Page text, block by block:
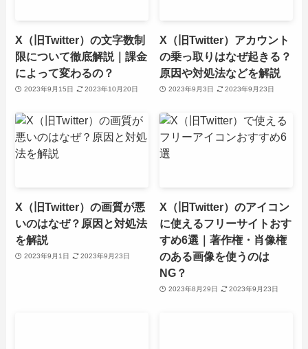
X（旧Twitter）の文字数制
限について徹底解説｜課金
によって変わるの？
2023年9月15日 2023年10月20日
X（旧Twitter）アカウント
の乗っ取りはなぜ起きる？
原因や対処法などを解説
2023年9月3日 2023年9月23日
X（旧Twitter）の画質が悪
いのはなぜ？原因と対処法
を解説
2023年9月1日 2023年9月23日
X（旧Twitter）のアイコン
に使えるフリーサイトおす
すめ6選｜著作権・肖像権
のある画像を使うのは
NG？
2023年8月29日 2023年9月23日